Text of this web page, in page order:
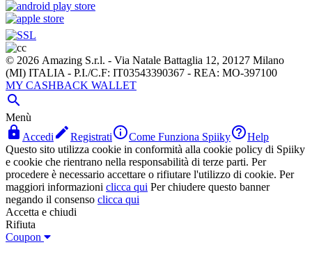
© 2026 Amazing S.r.l. - Via Natale Battaglia 12, 20127 Milano
(MI) ITALIA - P.I./C.F: IT03543390367 - REA: MO-397100
MY CASHBACK WALLET

Menù
 Accedi RegistratiCome Funziona SpiikyHelp
Questo sito utilizza cookie in conformità alla cookie policy di Spiiky
e cookie che rientrano nella responsabilità di terze parti. Per
procedere è necessario accettare o rifiutare l'utilizzo di cookie. Per
maggiori informazioni clicca qui Per chiudere questo banner
negando il consenso clicca qui
Accetta e chiudi
Rifiuta
Coupon